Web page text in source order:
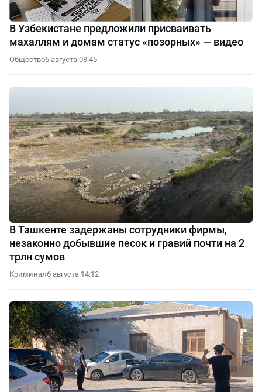
В Узбекистане предложили присваивать
махаллям и домам статус «позорных» — видео
Общество6 августа 08:45
В Ташкенте задержаны сотрудники фирмы,
незаконно добывшие песок и гравий почти на 2
трлн сумов
Криминал6 августа 14:12